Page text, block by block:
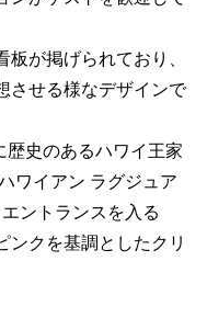
が掲げられており、
させる様なデザインで
史のあるハワイ王家
ワイアン ラグジュア
ントランスを入る
ンクを基調としたクリ